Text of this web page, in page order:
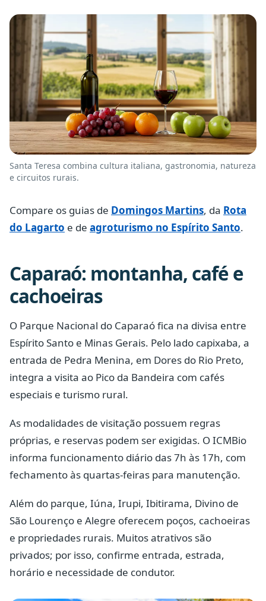
Santa Teresa combina cultura italiana, gastronomia, natureza
e circuitos rurais.
Compare os guias de Domingos Martins, da Rota
do Lagarto e de agroturismo no Espírito Santo.
Caparaó: montanha, café e
cachoeiras
O Parque Nacional do Caparaó fica na divisa entre
Espírito Santo e Minas Gerais. Pelo lado capixaba, a
entrada de Pedra Menina, em Dores do Rio Preto,
integra a visita ao Pico da Bandeira com cafés
especiais e turismo rural.
As modalidades de visitação possuem regras
próprias, e reservas podem ser exigidas. O ICMBio
informa funcionamento diário das 7h às 17h, com
fechamento às quartas-feiras para manutenção.
Além do parque, Iúna, Irupi, Ibitirama, Divino de
São Lourenço e Alegre oferecem poços, cachoeiras
e propriedades rurais. Muitos atrativos são
privados; por isso, confirme entrada, estrada,
horário e necessidade de condutor.